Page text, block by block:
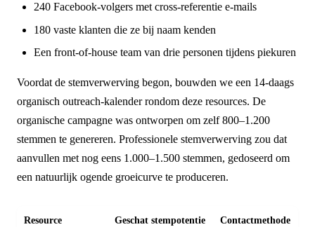
240 Facebook-volgers met cross-referentie e-mails
180 vaste klanten die ze bij naam kenden
Een front-of-house team van drie personen tijdens piekuren
Voordat de stemverwerving begon, bouwden we een 14-daags
organisch outreach-kalender rondom deze resources. De
organische campagne was ontworpen om zelf 800–1.200
stemmen te genereren. Professionele stemverwerving zou dat
aanvullen met nog eens 1.000–1.500 stemmen, gedoseerd om
een natuurlijk ogende groeicurve te produceren.
Resource Geschat stempotentie Contactmethode